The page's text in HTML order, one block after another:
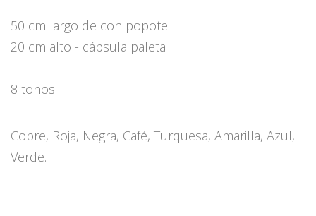
50 cm largo de con popote
20 cm alto - cápsula paleta
8 tonos:
Cobre, Roja, Negra, Café, Turquesa, Amarilla, Azul,
Verde.